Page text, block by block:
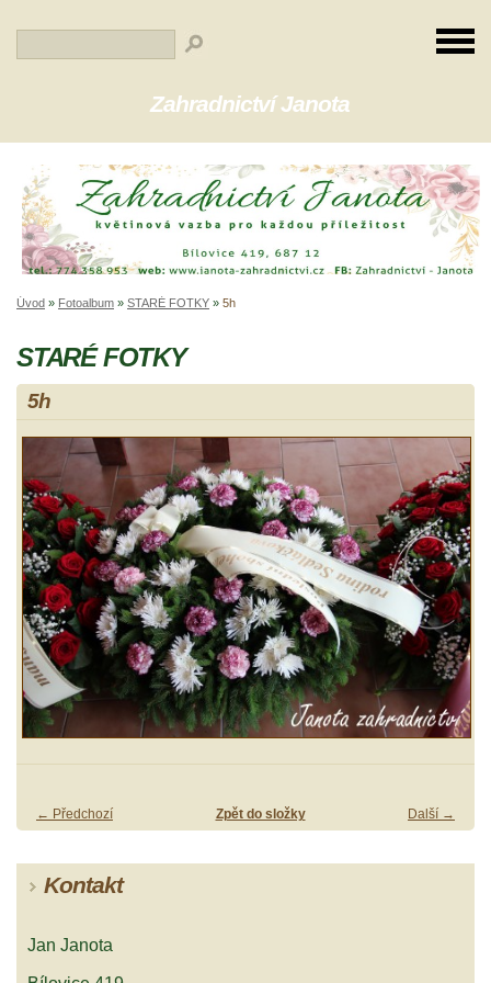
Zahradnictví Janota
Úvod » Fotoalbum » STARÉ FOTKY » 5h
STARÉ FOTKY
5h
← Předchozí Další →
Zpět do složky
Kontakt
Jan Janota